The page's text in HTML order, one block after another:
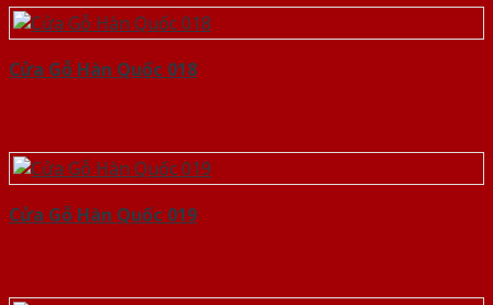
Cửa Gỗ Hàn Quốc 018
Cửa Gỗ Hàn Quốc 019